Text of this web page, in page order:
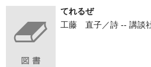
てれるぜ
工藤 直子／詩 -- 講談